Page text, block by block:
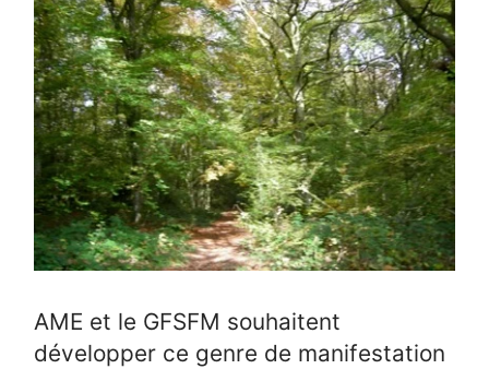
AME et le GFSFM souhaitent
développer ce genre de manifestation